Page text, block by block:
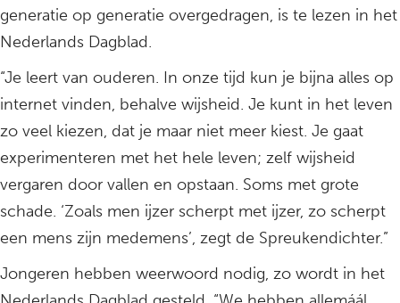
generatie op generatie overgedragen, is te lezen in het
Nederlands Dagblad.
“Je leert van ouderen. In onze tijd kun je bijna alles op
internet vinden, behalve wijsheid. Je kunt in het leven
zo veel kiezen, dat je maar niet meer kiest. Je gaat
experimenteren met het hele leven; zelf wijsheid
vergaren door vallen en opstaan. Soms met grote
schade. ‘Zoals men ijzer scherpt met ijzer, zo scherpt
een mens zijn medemens’, zegt de Spreukendichter.”
Jongeren hebben weerwoord nodig, zo wordt in het